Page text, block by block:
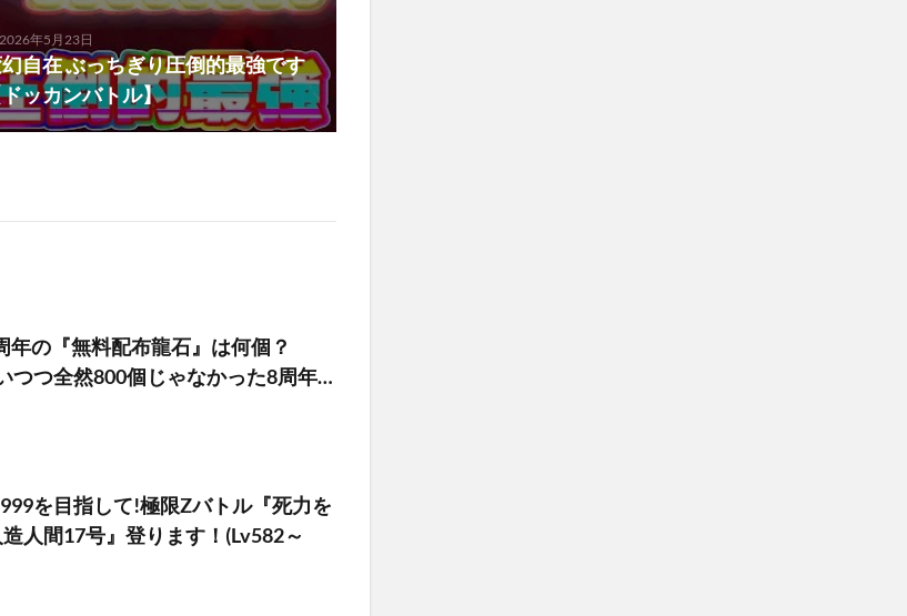
2026年5月23日
自在 ぶっちぎり圧倒的最強です
ッカンバトル】
年の『無料配布龍石』は何個？
つつ全然800個じゃなかった8周年…
を目指して!極限Zバトル『死力を
人間17号』登ります！(Lv582～